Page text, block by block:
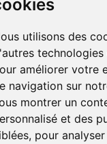
utilisons des
technologies
améliorer votre
navigation sur
montrer un
et des
pour
information)